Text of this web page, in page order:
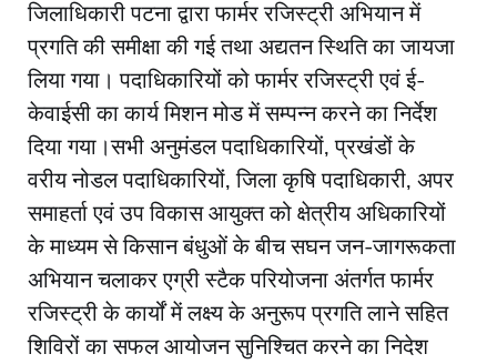
जिलाधिकारी पटना द्वारा फार्मर रजिस्ट्री अभियान में
प्रगति की समीक्षा की गई तथा अद्यतन स्थिति का जायजा
लिया गया। पदाधिकारियों को फार्मर रजिस्ट्री एवं ई-
केवाईसी का कार्य मिशन मोड में सम्पन्न करने का निर्देश
दिया गया।सभी अनुमंडल पदाधिकारियों, प्रखंडों के
वरीय नोडल पदाधिकारियों, जिला कृषि पदाधिकारी, अपर
समाहर्ता एवं उप विकास आयुक्त को क्षेत्रीय अधिकारियों
के माध्यम से किसान बंधुओं के बीच सघन जन-जागरूकता
अभियान चलाकर एग्री स्टैक परियोजना अंतर्गत फार्मर
रजिस्ट्री के कार्यों में लक्ष्य के अनुरूप प्रगति लाने सहित
शिविरों का सफल आयोजन सुनिश्चित करने का निदेश